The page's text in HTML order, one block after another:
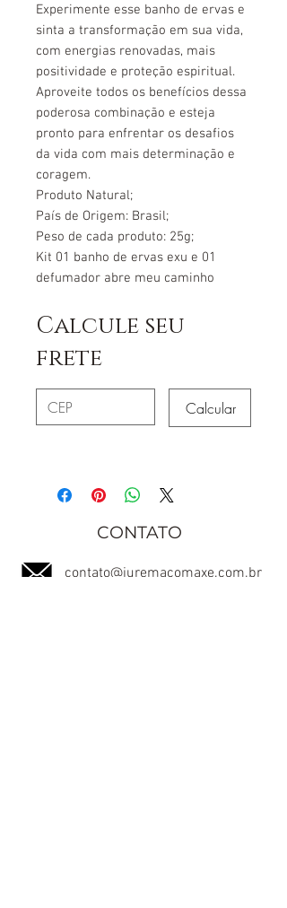
Experimente esse banho de ervas e
sinta a transformação em sua vida,
com energias renovadas, mais
positividade e proteção espiritual.
Aproveite todos os benefícios dessa
poderosa combinação e esteja
pronto para enfrentar os desafios
da vida com mais determinação e
coragem.
Produto Natural;
País de Origem: Brasil;
Peso de cada produto: 25g;
Kit 01 banho de ervas exu e 01
defumador abre meu caminho
Calcule seu
frete
Calcular
CONTATO
contato@juremacomaxe.com.br